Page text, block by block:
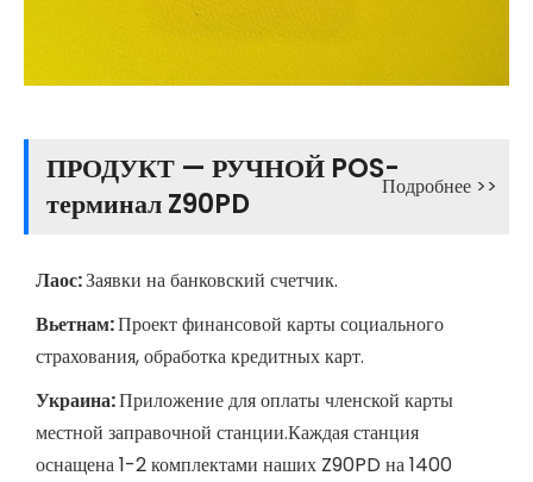
ПРОДУКТ — РУЧНОЙ POS-
терминал Z90PD
Подробнее >>
Лаос:Заявки на банковский счетчик.
Вьетнам:Проект финансовой карты социального
страхования, обработка кредитных карт.
Украина:Приложение для оплаты членской карты
местной заправочной станции.Каждая станция
оснащена 1-2 комплектами наших Z90PD на 1400